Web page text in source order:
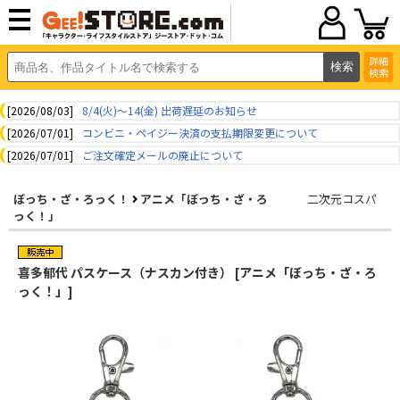
詳細
検索
[2026/08/03]
8/4(火)～14(金) 出荷遅延のお知らせ
[2026/07/01]
コンビニ・ペイジー決済の支払期限変更について
[2026/07/01]
ご注文確定メールの廃止について
ぼっち・ざ・ろっく！
アニメ「ぼっち・ざ・ろ
っく！」
二次元コスパ
喜多郁代 パスケース（ナスカン付き） [アニメ「ぼっち・ざ・ろ
っく！」]